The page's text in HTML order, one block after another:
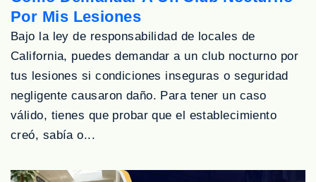
Por Mis Lesiones
Bajo la ley de responsabilidad de locales de
California, puedes demandar a un club nocturno por
tus lesiones si condiciones inseguras o seguridad
negligente causaron daño. Para tener un caso
válido, tienes que probar que el establecimiento
creó, sabía o...